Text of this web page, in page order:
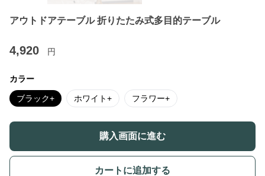
アウトドアテーブル 折りたたみ式多目的テーブル
4,920 円
カラー
ブラック+ ホワイト+ フラワー+
購入画面に進む
カートに追加する